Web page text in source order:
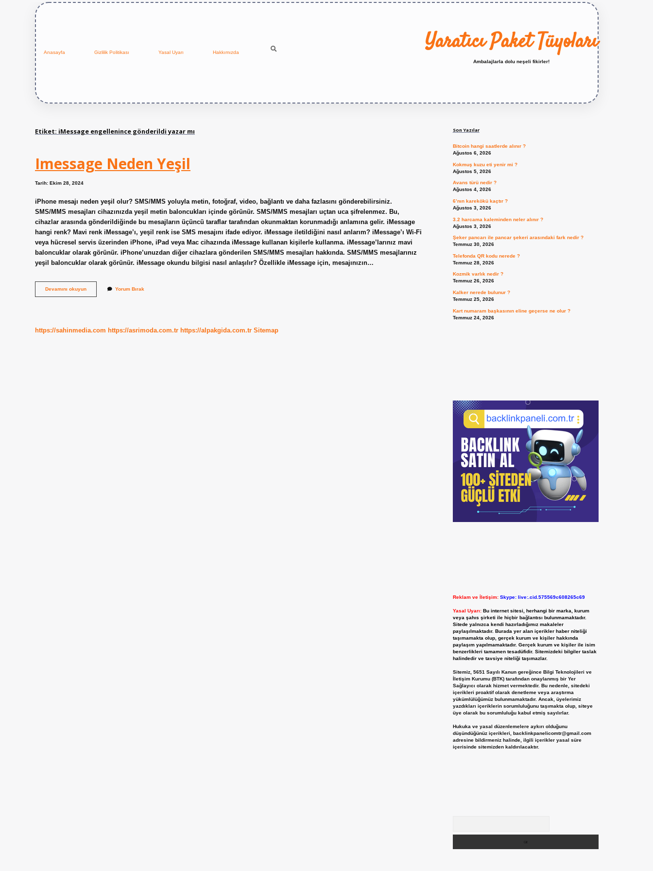
Anasayfa Gizlilik Politikası Yasal Uyarı Hakkımızda Yaratıcı Paket Tüyoları
Ambalajlarla dolu neşeli fikirler!
Etiket: iMessage engellenince gönderildi yazar mı
Imessage Neden Yeşil
Tarih: Ekim 28, 2024
iPhone mesajı neden yeşil olur? SMS/MMS yoluyla metin, fotoğraf, video, bağlantı ve daha fazlasını gönderebilirsiniz.
SMS/MMS mesajları cihazınızda yeşil metin baloncukları içinde görünür. SMS/MMS mesajları uçtan uca şifrelenmez. Bu,
cihazlar arasında gönderildiğinde bu mesajların üçüncü taraflar tarafından okunmaktan korunmadığı anlamına gelir. iMessage
hangi renk? Mavi renk iMessage’ı, yeşil renk ise SMS mesajını ifade ediyor. iMessage iletildiğini nasıl anlarım? iMessage’ı Wi-Fi
veya hücresel servis üzerinden iPhone, iPad veya Mac cihazında iMessage kullanan kişilerle kullanma. iMessage’larınız mavi
baloncuklar olarak görünür. iPhone’unuzdan diğer cihazlara gönderilen SMS/MMS mesajları hakkında. SMS/MMS mesajlarınız
yeşil baloncuklar olarak görünür. iMessage okundu bilgisi nasıl anlaşılır? Özellikle iMessage için, mesajınızın…
Devamını okuyunImessage
Neden
Yorum Bırak
https://sahinmedia.com https://asrimoda.com.tr https://alpakgida.com.tr Sitemap
Son Yazılar
Bitcoin hangi saatlerde alınır ?
Ağustos 6, 2026
Kokmuş kuzu eti yenir mi ?
Ağustos 5, 2026
Avans türü nedir ?
Ağustos 4, 2026
6’nın karekökü kaçtır ?
Ağustos 3, 2026
3.2 harcama kaleminden neler alınır ?
Ağustos 3, 2026
Şeker pancarı ile pancar şekeri arasındaki fark nedir ?
Temmuz 30, 2026
Telefonda QR kodu nerede ?
Temmuz 28, 2026
Kozmik varlık nedir ?
Temmuz 26, 2026
Kalker nerede bulunur ?
Temmuz 25, 2026
Kart numaram başkasının eline geçerse ne olur ?
Temmuz 24, 2026
Reklam ve İletişim: Skype: live:.cid.575569c608265c69
Yasal Uyarı: Bu internet sitesi, herhangi bir marka, kurum
veya şahıs şirketi ile hiçbir bağlantısı bulunmamaktadır.
Sitede yalnızca kendi hazırladığımız makaleler
paylaşılmaktadır. Burada yer alan içerikler haber niteliği
taşımamakta olup, gerçek kurum ve kişiler hakkında
paylaşım yapılmamaktadır. Gerçek kurum ve kişiler ile isim
benzerlikleri tamamen tesadüfidir. Sitemizdeki bilgiler taslak
halindedir ve tavsiye niteliği taşımazlar.
Sitemiz, 5651 Sayılı Kanun gereğince Bilgi Teknolojileri ve
İletişim Kurumu (BTK) tarafından onaylanmış bir Yer
Sağlayıcı olarak hizmet vermektedir. Bu nedenle, sitedeki
içerikleri proaktif olarak denetleme veya araştırma
yükümlülüğümüz bulunmamaktadır. Ancak, üyelerimiz
yazdıkları içeriklerin sorumluluğunu taşımakta olup, siteye
üye olarak bu sorumluluğu kabul etmiş sayılırlar.
Hukuka ve yasal düzenlemelere aykırı olduğunu
düşündüğünüz içerikleri, backlinkpanelicomtr@gmail.com
adresine bildirmeniz halinde, ilgili içerikler yasal süre
içerisinde sitemizden kaldırılacaktır.